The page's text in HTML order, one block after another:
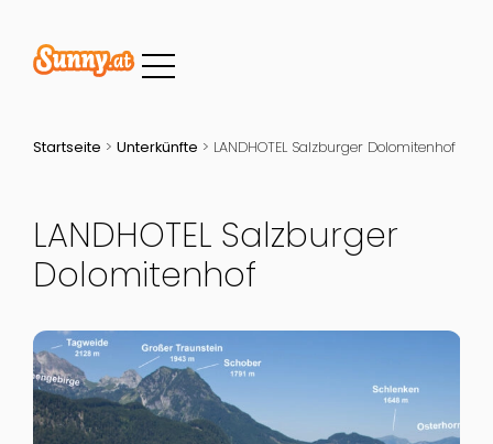
Startseite > Unterkünfte > LANDHOTEL Salzburger Dolomitenhof
LANDHOTEL Salzburger
Dolomitenhof